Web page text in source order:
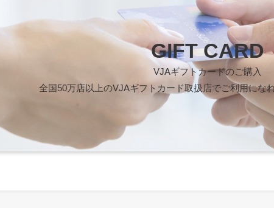
GIFT CARD
VJAギフトカードのご購入
全国50万店以上のVJAギフトカード取扱店でご利用にな